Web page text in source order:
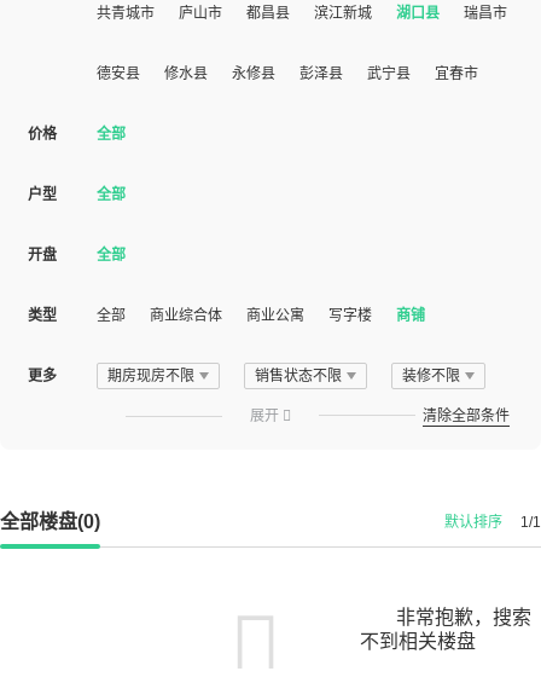
共青城市 庐山市 都昌县 滨江新城 湖口县 瑞昌市
德安县 修水县 永修县 彭泽县 武宁县 宜春市
价格 全部
户型 全部
开盘 全部
类型 全部 商业综合体 商业公寓 写字楼 商铺
更多 期房现房不限 销售状态不限 装修不限
展开  清除全部条件
全部楼盘(0) 1/1
默认排序
非常抱歉，搜索
不到相关楼盘